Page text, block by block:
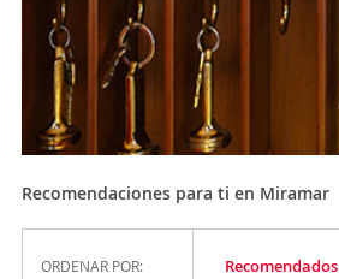
Recomendaciones para ti en Miramar
ORDENAR POR: Recomendados